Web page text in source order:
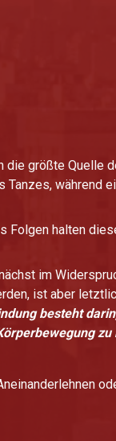
größte Quelle
während
halten
im
ist aber
besteht
zu